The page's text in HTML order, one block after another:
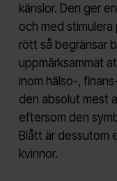
känslor. Den ger
och med
rött så begränsar
uppmärksammat
inom hälso-,
den absolut mest
eftersom den
Blått är dessutom
kvinnor.